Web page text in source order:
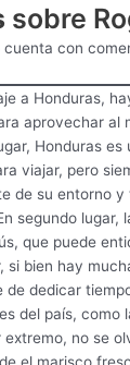
sobre
con
a Honduras,
aprovechar al
Honduras es
viajar, pero
de su entorno
segundo lugar,
que puede
si bien hay
de dedicar
del país, como
extremo, no se